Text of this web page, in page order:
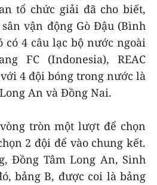
tổ chức giải đã cho biết,
vận động Gò Đậu (Bình
có 4 câu lạc bộ nước ngoài
FC (Indonesia), REAC
4 đội bóng trong nước là
An và Đồng Nai.
tròn một lượt để chọn
2 đội để vào chung kết.
Đồng Tâm Long An, Sinh
bảng B, được coi là bảng